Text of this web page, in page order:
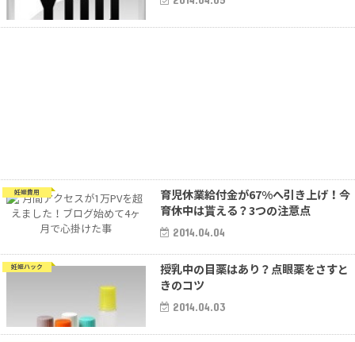
妊娠費用
育児休業給付金が67%へ引き上げ！今
育休中は貰える？3つの注意点
2014.04.04
妊娠ハック
授乳中の目薬はあり？点眼薬をさすと
きのコツ
2014.04.03